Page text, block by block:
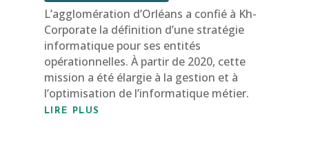
L’agglomération d’Orléans a confié à Kh-
Corporate la définition d’une stratégie
informatique pour ses entités
opérationnelles. À partir de 2020, cette
mission a été élargie à la gestion et à
l’optimisation de l’informatique métier.
LIRE PLUS